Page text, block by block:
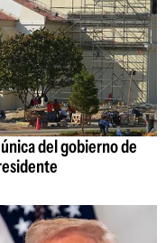
del gobierno de